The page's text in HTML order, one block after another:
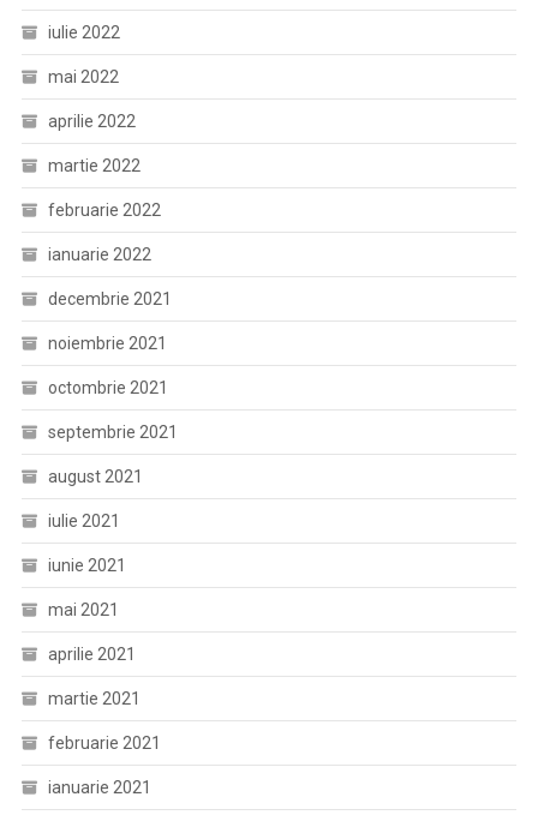
iulie 2022
mai 2022
aprilie 2022
martie 2022
februarie 2022
ianuarie 2022
decembrie 2021
noiembrie 2021
octombrie 2021
septembrie 2021
august 2021
iulie 2021
iunie 2021
mai 2021
aprilie 2021
martie 2021
februarie 2021
ianuarie 2021